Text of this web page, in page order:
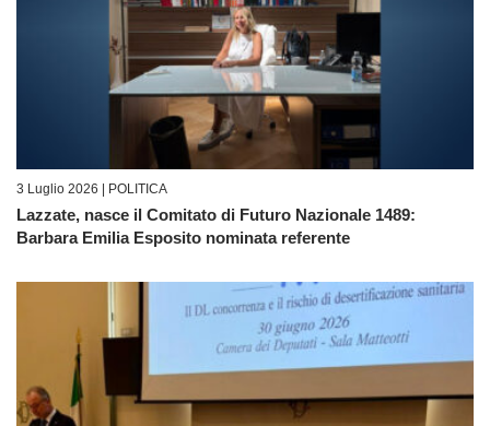
3 Luglio 2026 | POLITICA
Lazzate, nasce il Comitato di Futuro Nazionale 1489:
Barbara Emilia Esposito nominata referente